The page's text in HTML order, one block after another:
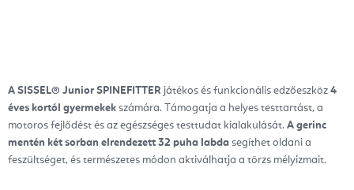
A SISSEL® Junior SPINEFITTER játékos és funkcionális edzőeszköz 4
éves kortól gyermekek számára. Támogatja a helyes testtartást, a
motoros fejlődést és az egészséges testtudat kialakulását. A gerinc
mentén két sorban elrendezett 32 puha labda segíthet oldani a
feszültséget, és természetes módon aktiválhatja a törzs mélyizmait.